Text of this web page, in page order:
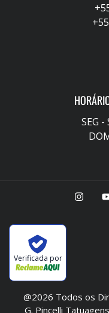
SEG -
Verificada por
@2026 Todos os
G. Pincelli